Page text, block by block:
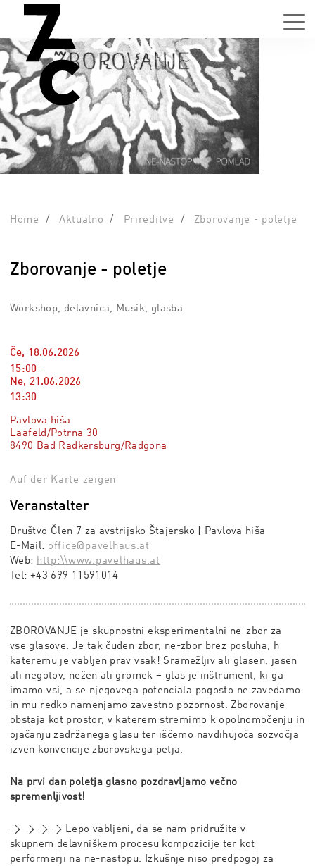
Home Aktualno Prireditve Zborovanje - poletje
Zborovanje - poletje
Workshop, delavnica, Musik, glasba
Če, 18.06.2026
15:00 –
Ne, 21.06.2026
13:30
Pavlova hiša
Laafeld/Potrna 30
8490 Bad Radkersburg/Radgona
Auf der Karte zeigen
Veranstalter
Društvo Člen 7 za avstrijsko Štajersko | Pavlova hiša
E-Mail: office@pavelhaus.at
Web: http:\\www.pavelhaus.at
Tel: +43 699 11591014
ZBOROVANJE je skupnostni eksperimentalni ne-zbor za
vse glasove. Je tak čuden zbor, ne-zbor brez posluha, h
kateremu jevabljen prav vsak!Sramežljiv ali glasen, jasen
ali negotov, nežen ali gromek – glas je inštrument, ki ga
imamo vsi, a se njegovega potenciala pogosto ne zavedamo
in mu redko namenjamo zavestno pozornost. Zborovanje
obstaja kot prostor, v katerem stremimo k opolnomočenju in
ojačanju zadržanega glasu ter iščemo navdihujoča sozvočja
izven konvencije zborovskega petja.
Na prvi dan poletja glasno pozdravljamo večno
spremenljivost!
→ → → →
Lepo vabljeni, da se nam pridružite v
skupnem delavniškem procesu kompozicije ter kot
performerji na ne-nastopu. Izkušnje niso predpogoj za